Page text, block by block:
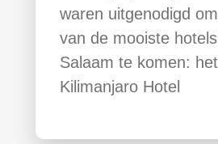
waren uitgenodigd
van de mooiste
Salaam te komen:
Kilimanjaro Hotel